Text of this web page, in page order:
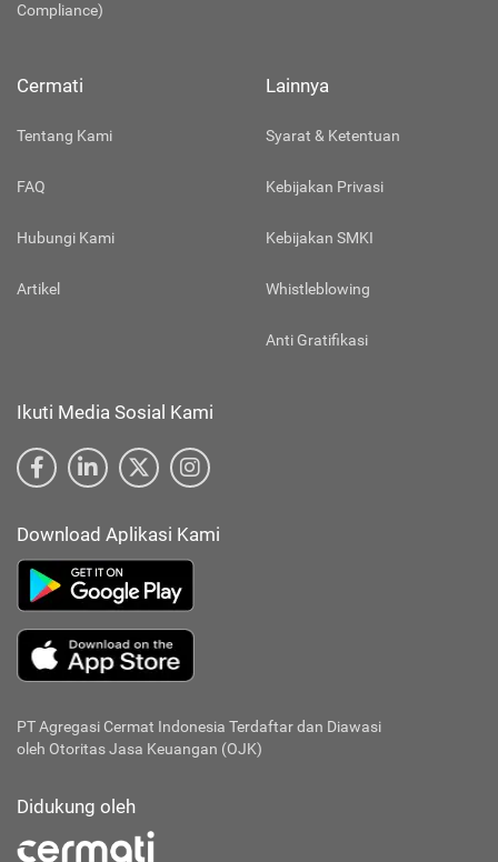
Compliance)
Cermati
Tentang Kami
FAQ
Hubungi Kami
Artikel
Lainnya
Syarat & Ketentuan
Kebijakan Privasi
Kebijakan SMKI
Whistleblowing
Anti Gratifikasi
Ikuti Media Sosial Kami
Download Aplikasi Kami
PT Agregasi Cermat Indonesia Terdaftar dan Diawasi
oleh Otoritas Jasa Keuangan (OJK)
Didukung oleh